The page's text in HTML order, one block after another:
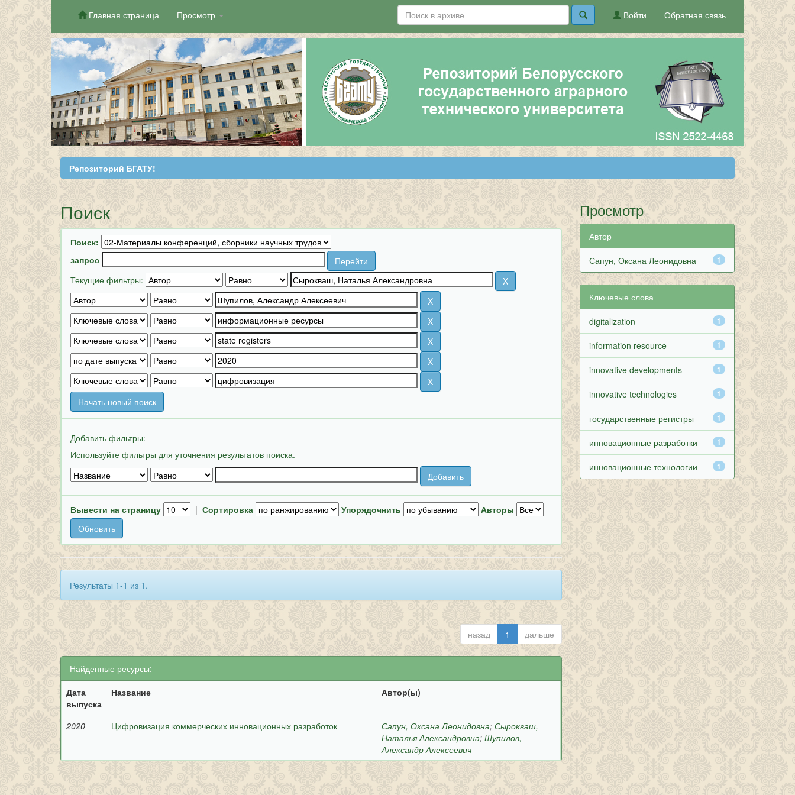
Skip
navigation
Главная страница Просмотр Обратная связь
Войти
Репозиторий БГАТУ!
Поиск
Поиск:
запрос
Текущие фильтры:
Начать новый поиск
Добавить фильтры:
Используйте фильтры для уточнения результатов поиска.
Вывести на страницу | Сортировка Упорядочнить Авторы
Результаты 1-1 из 1.
назад 1 дальше
Найденные ресурсы:
Дата
выпуска
Название Автор(ы)
2020 Цифровизация коммерческих инновационных разработок Сапун, Оксана Леонидовна;Сырокваш,
Наталья Александровна;Шупилов,
Александр Алексеевич
Просмотр
Автор
1
Сапун, Оксана Леонидовна
Ключевые слова
1
digitalization
1
information resource
1
innovative developments
1
innovative technologies
1
государственные регистры
1
инновационные разработки
1
инновационные технологии